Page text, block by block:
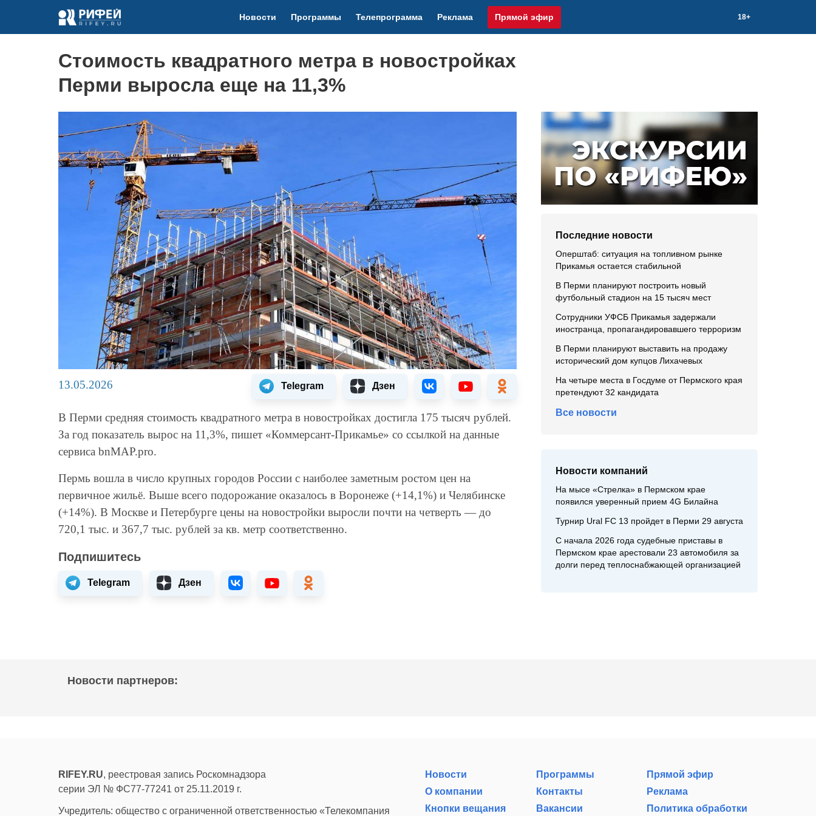
Новости Программы Телепрограмма Реклама Прямой эфир 18+
Стоимость квадратного метра в новостройках
Перми выросла еще на 11,3%
13.05.2026 Telegram Дзен
В Перми средняя стоимость квадратного метра в новостройках достигла 175 тысяч рублей.
За год показатель вырос на 11,3%, пишет «Коммерсант-Прикамье» со ссылкой на данные
сервиса bnMAP.pro.
Пермь вошла в число крупных городов России с наиболее заметным ростом цен на
первичное жильё. Выше всего подорожание оказалось в Воронеже (+14,1%) и Челябинске
(+14%). В Москве и Петербурге цены на новостройки выросли почти на четверть — до
720,1 тыс. и 367,7 тыс. рублей за кв. метр соответственно.
Подпишитесь
Telegram Дзен
Последние новости
Оперштаб: ситуация на топливном рынке
Прикамья остается стабильной
В Перми планируют построить новый
футбольный стадион на 15 тысяч мест
Сотрудники УФСБ Прикамья задержали
иностранца, пропагандировавшего терроризм
В Перми планируют выставить на продажу
исторический дом купцов Лихачевых
На четыре места в Госдуме от Пермского края
претендуют 32 кандидата
Все новости
Новости компаний
На мысе «Стрелка» в Пермском крае
появился уверенный прием 4G Билайна
Турнир Ural FC 13 пройдет в Перми 29 августа
С начала 2026 года судебные приставы в
Пермском крае арестовали 23 автомобиля за
долги перед теплоснабжающей организацией
Новости партнеров:
RIFEY.RU, реестровая запись Роскомнадзора
серии ЭЛ № ФС77-77241 от 25.11.2019 г.
Учредитель: общество с ограниченной ответственностью «Телекомпания
Новости Программы
Прямой эфир
О компании
Контакты
Реклама
Кнопки вещания
Вакансии Политика обработки